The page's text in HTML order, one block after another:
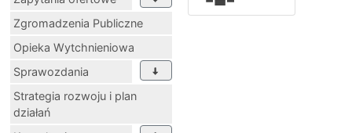
Zgromadzenia Publiczne
Opieka Wytchnieniowa
Sprawozdania
Strategia rozwoju i plan
działań